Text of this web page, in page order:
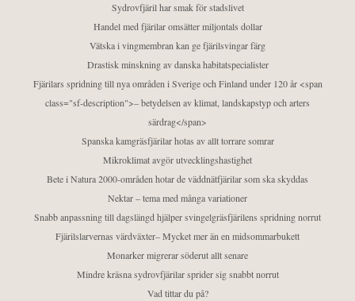
Sydrovfjäril har smak för stadslivet
Handel med fjärilar omsätter miljontals dollar
Vätska i vingmembran kan ge fjärilsvingar färg
Drastisk minskning av danska habitatspecialister
Fjärilars spridning till nya områden i Sverige och Finland under 120 år <span
class="sf-description">– betydelsen av klimat, landskapstyp och arters
särdrag</span>
Spanska kamgräsfjärilar hotas av allt torrare somrar
Mikroklimat avgör utvecklingshastighet
Bete i Natura 2000-områden hotar de väddnätfjärilar som ska skyddas
Nektar – tema med många variationer
Snabb anpassning till dagslängd hjälper svingelgräsfjärilens spridning norrut
Fjärilslarvernas värdväxter– Mycket mer än en midsommarbukett
Monarker migrerar söderut allt senare
Mindre kräsna sydrovfjärilar sprider sig snabbt norrut
Vad tittar du på?